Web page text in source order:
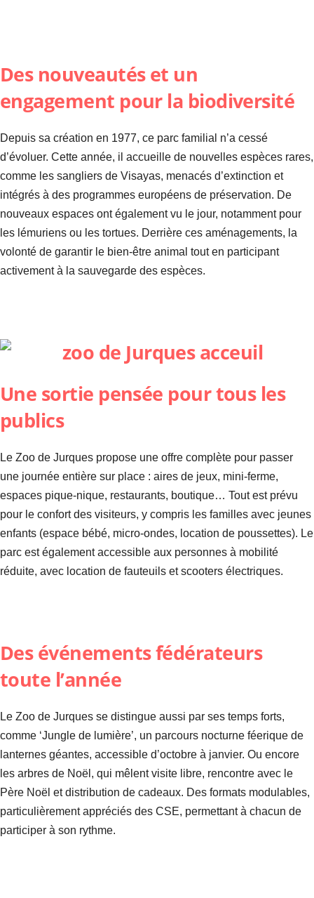
Des nouveautés et un
engagement pour la biodiversité
Depuis sa création en 1977, ce parc familial n’a cessé
d’évoluer. Cette année, il accueille de nouvelles espèces rares,
comme les sangliers de Visayas, menacés d’extinction et
intégrés à des programmes européens de préservation. De
nouveaux espaces ont également vu le jour, notamment pour
les lémuriens ou les tortues. Derrière ces aménagements, la
volonté de garantir le bien-être animal tout en participant
activement à la sauvegarde des espèces.
Une sortie pensée pour tous les
publics
Le Zoo de Jurques propose une offre complète pour passer
une journée entière sur place : aires de jeux, mini-ferme,
espaces pique-nique, restaurants, boutique… Tout est prévu
pour le confort des visiteurs, y compris les familles avec jeunes
enfants (espace bébé, micro-ondes, location de poussettes). Le
parc est également accessible aux personnes à mobilité
réduite, avec location de fauteuils et scooters électriques.
Des événements fédérateurs
toute l’année
Le Zoo de Jurques se distingue aussi par ses temps forts,
comme ‘Jungle de lumière’, un parcours nocturne féerique de
lanternes géantes, accessible d’octobre à janvier. Ou encore
les arbres de Noël, qui mêlent visite libre, rencontre avec le
Père Noël et distribution de cadeaux. Des formats modulables,
particulièrement appréciés des CSE, permettant à chacun de
participer à son rythme.